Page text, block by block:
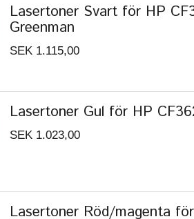
Lasertoner Svart för HP
Greenman
SEK 1.115,00
Lasertoner Gul för HP
SEK 1.023,00
Lasertoner Röd/magenta